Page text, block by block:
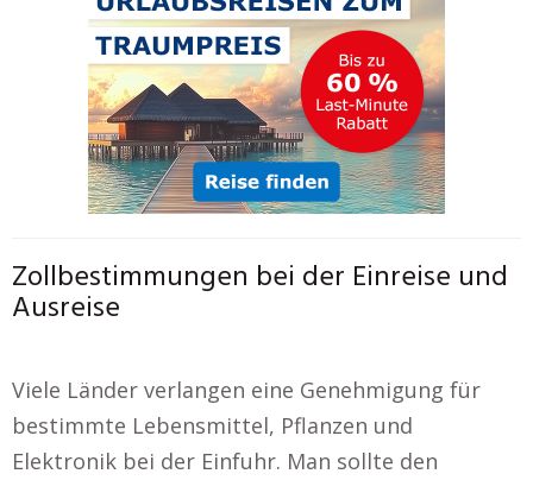
Zollbestimmungen bei der Einreise und
Ausreise
Viele Länder verlangen eine Genehmigung für
bestimmte Lebensmittel, Pflanzen und
Elektronik bei der Einfuhr. Man sollte den